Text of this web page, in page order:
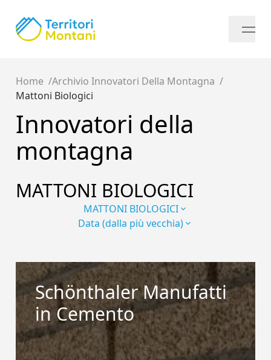
Home
Archivio Innovatori Della Montagna
Mattoni Biologici
Innovatori della
montagna
MATTONI BIOLOGICI
MATTONI BIOLOGICI
Data (dalla più vecchia)
Schönthaler Manufatti
in Cemento